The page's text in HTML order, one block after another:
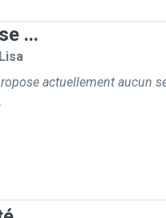
...
actuellement aucun